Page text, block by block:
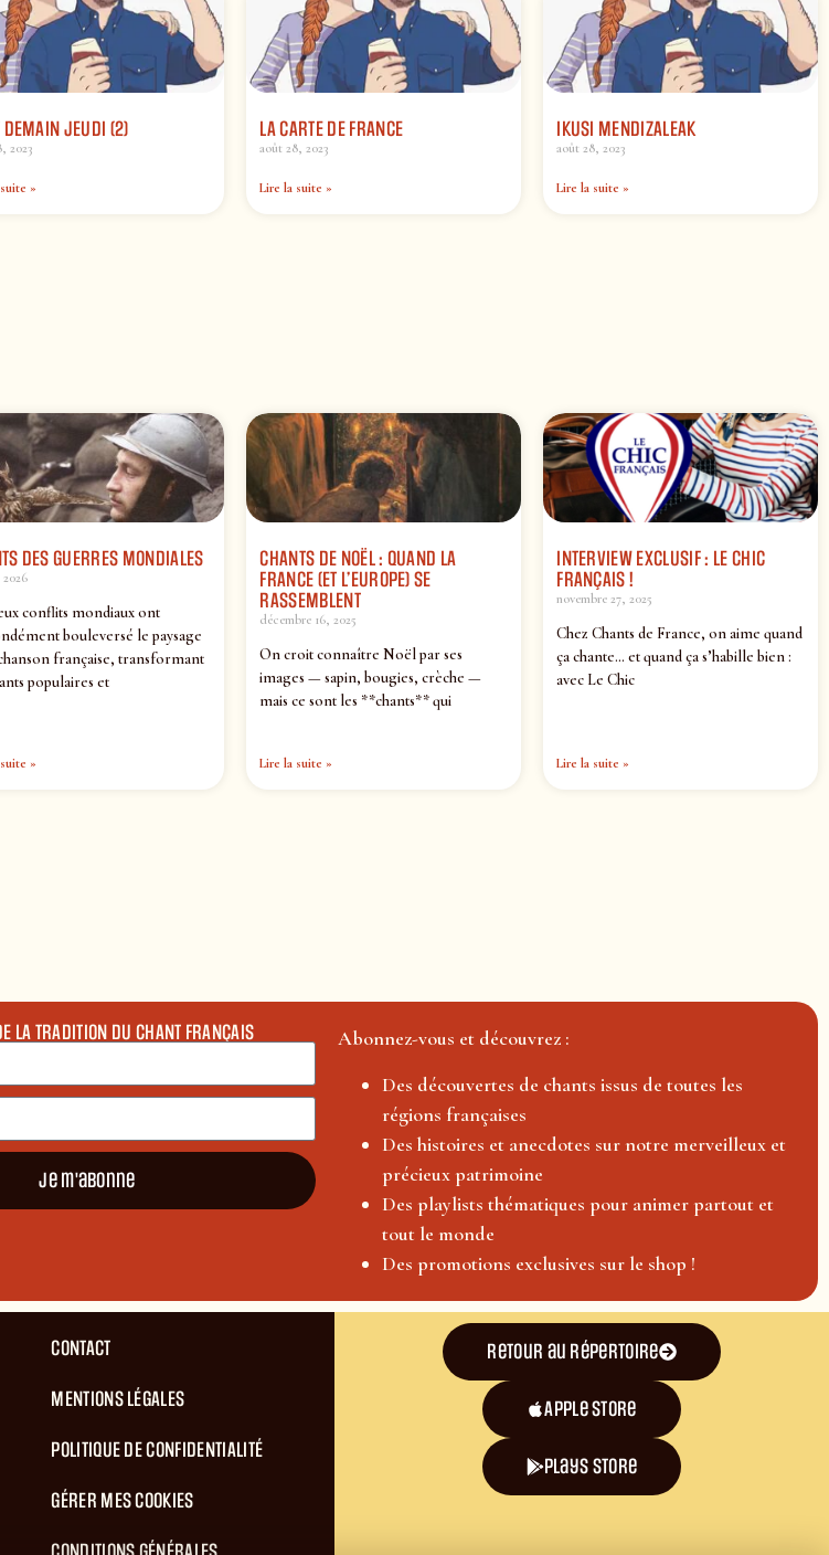
DEMAIN JEUDI (2)
2023
»
LA CARTE DE FRANCE
août 28, 2023
Lire la suite »
IKUSI MENDIZALEAK
août 28, 2023
Lire la suite »
DES GUERRES MONDIALES
2026
conflits mondiaux ont
bouleversé le paysage
française, transformant
populaires et
»
CHANTS DE NOËL : QUAND LA
FRANCE (ET L’EUROPE) SE
RASSEMBLENT
décembre 16, 2025
On croit connaître Noël par ses
images — sapin, bougies, crèche —
mais ce sont les **chants** qui
Lire la suite »
INTERVIEW EXCLUSIF : LE CHIC
FRANÇAIS !
novembre 27, 2025
Chez Chants de France, on aime quand
ça chante… et quand ça s’habille bien :
avec Le Chic
Lire la suite »
LA TRADITION DU CHANT FRANÇAIS
Je m'abonne
Abonnez-vous et découvrez :
Des découvertes de chants issus de toutes les
régions françaises
Des histoires et anecdotes sur notre merveilleux et
précieux patrimoine
Des playlists thématiques pour animer partout et
tout le monde
Des promotions exclusives sur le shop !
CONTACT
MENTIONS LÉGALES
POLITIQUE DE CONFIDENTIALITÉ
GÉRER MES COOKIES
Retour au répertoire
Apple Store
plays store